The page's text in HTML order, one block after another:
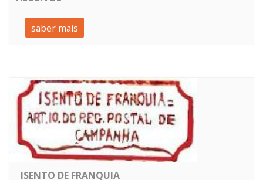
saber mais
ISENTO DE FRANQUIA